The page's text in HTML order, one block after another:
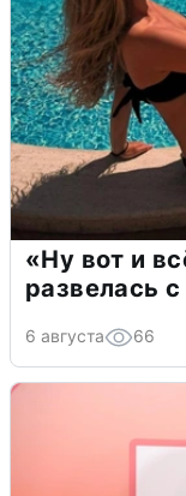
«Ну вот и
развелась
6 августа 66